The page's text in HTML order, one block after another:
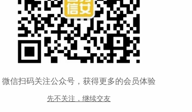
去杂物。因为一些合伙作案的小偷专门在自行车道上放置
车链条时，车筐里的东西可能被小偷
女性多是爱慕虚荣，被花言巧语忽悠后认不清自我。 骗感
独寂寞，当然不跟你明说，等他一
微信扫码关注公众号，获得更多的会员体验
先不关注，继续交友